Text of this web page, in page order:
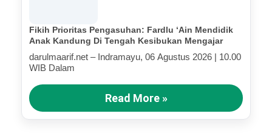
Fikih Prioritas Pengasuhan: Fardlu ‘Ain Mendidik
Anak Kandung Di Tengah Kesibukan Mengajar
darulmaarif.net – Indramayu, 06 Agustus 2026 | 10.00
WIB Dalam
Read More »